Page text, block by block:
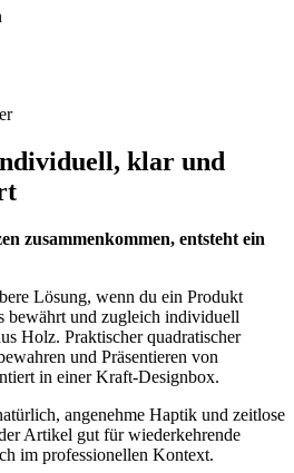
klar und
zusammenkommen, entsteht ein
Lösung, wenn du ein Produkt
bewährt und zugleich individuell
Holz. Praktischer quadratischer
und Präsentieren von
in einer Kraft-Designbox.
angenehme Haptik und zeitlose
Artikel gut für wiederkehrende
im professionellen Kontext.